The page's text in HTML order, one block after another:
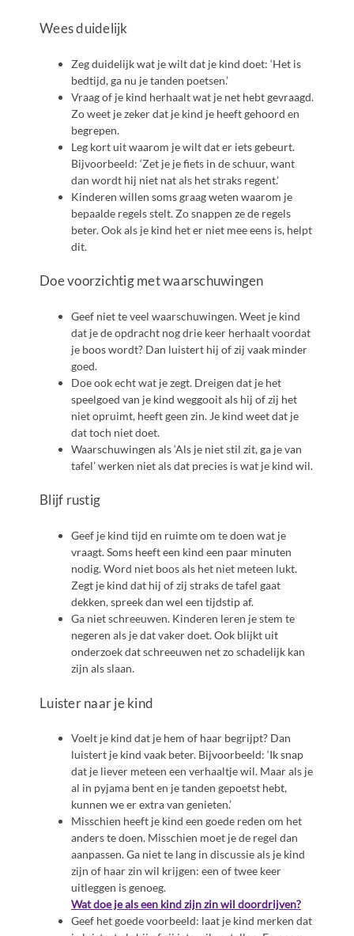
Wees duidelijk
Zeg duidelijk wat je wilt dat je kind doet: ‘Het is
bedtijd, ga nu je tanden poetsen.’
Vraag of je kind herhaalt wat je net hebt gevraagd.
Zo weet je zeker dat je kind je heeft gehoord en
begrepen.
Leg kort uit waarom je wilt dat er iets gebeurt.
Bijvoorbeeld: ‘Zet je je fiets in de schuur, want
dan wordt hij niet nat als het straks regent.’
Kinderen willen soms graag weten waarom je
bepaalde regels stelt. Zo snappen ze de regels
beter. Ook als je kind het er niet mee eens is, helpt
dit.
Doe voorzichtig met waarschuwingen
Geef niet te veel waarschuwingen. Weet je kind
dat je de opdracht nog drie keer herhaalt voordat
je boos wordt? Dan luistert hij of zij vaak minder
goed.
Doe ook echt wat je zegt. Dreigen dat je het
speelgoed van je kind weggooit als hij of zij het
niet opruimt, heeft geen zin. Je kind weet dat je
dat toch niet doet.
Waarschuwingen als ‘Als je niet stil zit, ga je van
tafel’ werken niet als dat precies is wat je kind wil.
Blijf rustig
Geef je kind tijd en ruimte om te doen wat je
vraagt. Soms heeft een kind een paar minuten
nodig. Word niet boos als het niet meteen lukt.
Zegt je kind dat hij of zij straks de tafel gaat
dekken, spreek dan wel een tijdstip af.
Ga niet schreeuwen. Kinderen leren je stem te
negeren als je dat vaker doet. Ook blijkt uit
onderzoek dat schreeuwen net zo schadelijk kan
zijn als slaan.
Luister naar je kind
Voelt je kind dat je hem of haar begrijpt? Dan
luistert je kind vaak beter. Bijvoorbeeld: ‘Ik snap
dat je liever meteen een verhaaltje wil. Maar als je
al in pyjama bent en je tanden gepoetst hebt,
kunnen we er extra van genieten.’
Misschien heeft je kind een goede reden om het
anders te doen. Misschien moet je de regel dan
aanpassen. Ga niet te lang in discussie als je kind
zijn of haar zin wil krijgen: een of twee keer
uitleggen is genoeg.
Wat doe je als een kind zijn zin wil doordrijven?
Geef het goede voorbeeld: laat je kind merken dat